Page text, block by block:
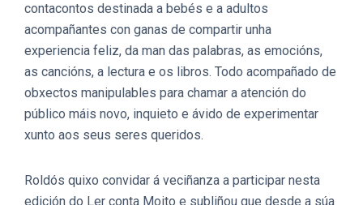
contacontos destinada a bebés e a adultos
acompañantes con ganas de compartir unha
experiencia feliz, da man das palabras, as emocións,
as cancións, a lectura e os libros. Todo acompañado de
obxectos manipulables para chamar a atención do
público máis novo, inquieto e ávido de experimentar
xunto aos seus seres queridos.
Roldós quixo convidar á veciñanza a participar nesta
edición do Ler conta Moito e subliñou que desde a súa